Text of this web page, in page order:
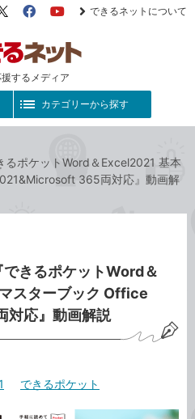
するメディア
X（旧
FacebookYouTube
できるネットについて
カテゴリーから探す
るポケットWord＆Excel2021 基本
365両対応』動画解
きるポケットWord＆
スターブック Office
応』動画解説
できるポケット